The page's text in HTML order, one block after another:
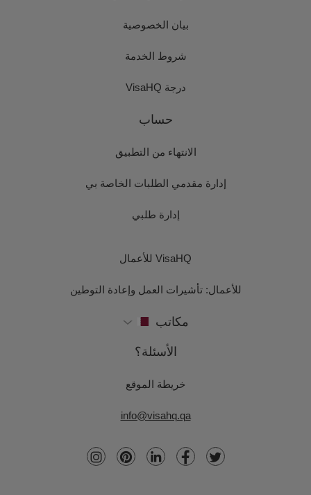
بيان الخصوصية
شروط الخدمة
درجة VisaHQ
حساب
الانتهاء من التطبيق
إدارة مقدمي الطلبات الخاصة بي
إدارة طلبي
VisaHQ للأعمال
للأعمال: تأشيرات العمل وإعادة التوطين
مكاتب
الأسئلة؟
خريطة الموقع
info@visahq.qa